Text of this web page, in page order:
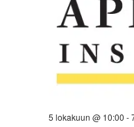
5 lokakuun @ 10:00 -